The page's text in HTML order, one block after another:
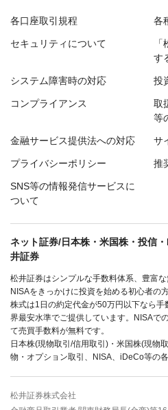
各口座取引規程 各
セキュリティについて
す
システム障害時の対応 投
コンプライアンス
取
等
金融サービス提供法への対応 サ
プライバシーポリシー 推
SNS等の情報発信サービスに
ついて
ネット証券/日本株・米国株・投信
井証券
松井証券はシンプルな手数料体系、豊富
NISAをきっかけに投資を始める初心者の
株式は1日の約定代金が50万円以下なら
界最安水準でご提供しています。NISAで
て売買手数料が無料です。
日本株(現物取引/信用取引)・米国株(現物
物・オプション取引、NISA、iDeCo等の
松井証券株式会社